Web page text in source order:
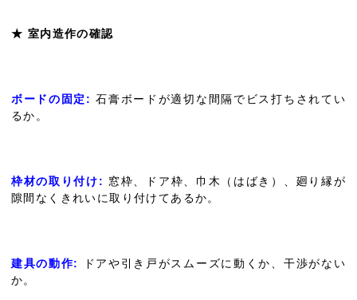
★ 室内造作の確認
ボードの固定: 石膏ボードが適切な間隔でビス打ちされてい
るか。
枠材の取り付け: 窓枠、ドア枠、巾木（はばき）、廻り縁が
隙間なくきれいに取り付けてあるか。
建具の動作:
ドアや引き戸がスムーズに動くか、干渉がない
か。